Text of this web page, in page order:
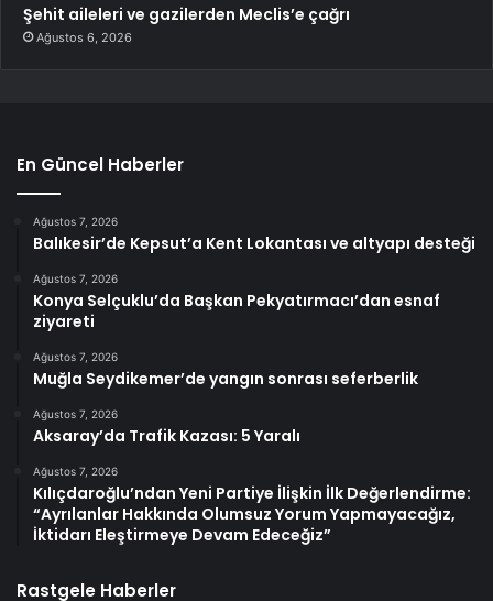
Şehit aileleri ve gazilerden Meclis’e çağrı
Ağustos 6, 2026
En Güncel Haberler
Ağustos 7, 2026
Balıkesir’de Kepsut’a Kent Lokantası ve altyapı desteği
Ağustos 7, 2026
Konya Selçuklu’da Başkan Pekyatırmacı’dan esnaf
ziyareti
Ağustos 7, 2026
Muğla Seydikemer’de yangın sonrası seferberlik
Ağustos 7, 2026
Aksaray’da Trafik Kazası: 5 Yaralı
Ağustos 7, 2026
Kılıçdaroğlu’ndan Yeni Partiye İlişkin İlk Değerlendirme:
“Ayrılanlar Hakkında Olumsuz Yorum Yapmayacağız,
İktidarı Eleştirmeye Devam Edeceğiz”
Rastgele Haberler